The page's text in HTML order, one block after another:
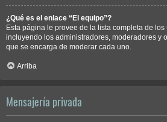
¿Qué es el enlace “El equipo”?
Esta página le provee de la lista completa de los
incluyendo los administradores, moderadores y
que se encarga de moderar cada uno.
Arriba
Mensajería privada